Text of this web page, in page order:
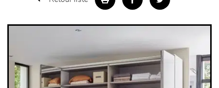
chambres et dressing
décoration